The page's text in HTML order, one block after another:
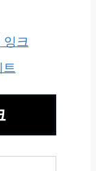
잉크
트